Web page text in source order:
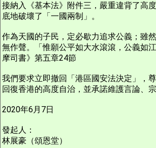
接納入《基本法》附件三，嚴重違背了高
底地破壞了「一國兩制」。
作為天國的子民，定必歇力追求公義；雖
無作聲。「惟願公平如大水滾滾，公義如
摩司書》第五章24節
我們要求立即撤回「港區國安法決定」，
回復香港的高度自治，並承諾維護言論、宗
2020年6月7日
發起人：
林展豪（頌恩堂）